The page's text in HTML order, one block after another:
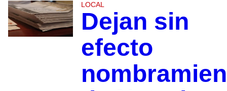
LOCAL
Dejan sin
efecto